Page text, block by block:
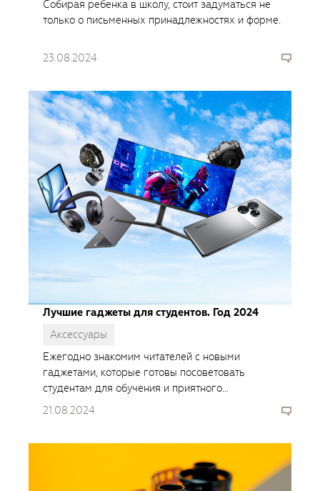
Собирая ребенка в школу, стоит задуматься не
только о письменных принадлежностях и форме.
23.08.2024
Лучшие гаджеты для студентов. Год 2024
Аксессуары
Ежегодно знакомим читателей с новыми
гаджетами, которые готовы посоветовать
студентам для обучения и приятного
времяпрепровождения.
21.08.2024